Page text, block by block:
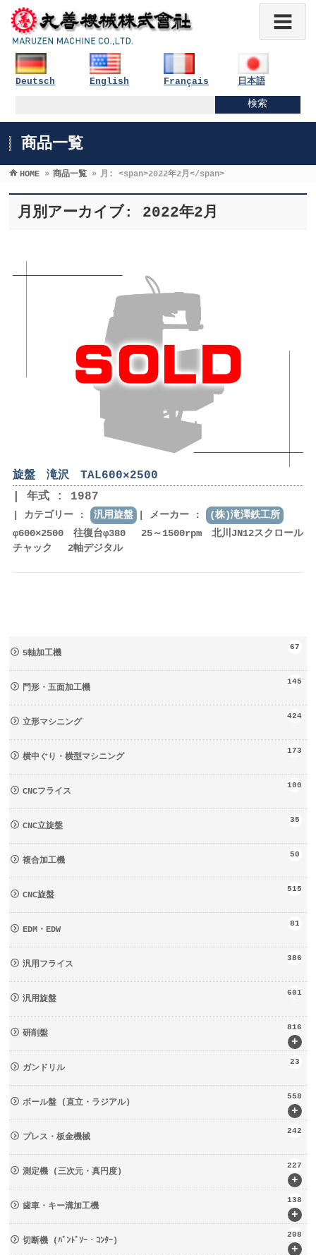
Deutsch English Français 日本語
商品一覧
HOME » 商品一覧 » 月: <span>2022年2月</span>
月別アーカイブ: 2022年2月
旋盤 滝沢 TAL600×2500
年式 : 1987
カテゴリー : 汎用旋盤 メーカー :
(株)滝澤鉄工所
φ600×2500 往復台φ380 25～1500rpm 北川JN12スクロール
チャック 2軸デジタル
5軸加工機
67
門形・五面加工機
145
立形マシニング
424
横中ぐり・横型マシニング
173
CNCフライス
100
CNC立旋盤
35
複合加工機
50
CNC旋盤
515
EDM・EDW
81
汎用フライス
386
汎用旋盤
601
+
研削盤
816
ガンドリル
23
+
ボール盤 (直立・ラジアル)
558
プレス・板金機械
242
+
測定機 (三次元・真円度)
227
+
歯車・キー溝加工機
138
+
切断機 (ﾊﾞﾝﾄﾞｿｰ・ｺﾝﾀｰ)
208